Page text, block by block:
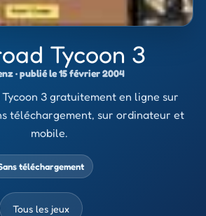
Tycoon 3
· publié le 15 février 2004
3 gratuitement en ligne sur
téléchargement, sur ordinateur et
mobile.
téléchargement
Tous les jeux